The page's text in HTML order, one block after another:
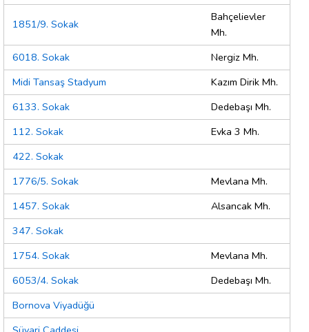
1851/9. Sokak
Bahçelievler
Mh.
6018. Sokak
Nergiz Mh.
Midi Tansaş Stadyum
Kazım Dirik Mh.
6133. Sokak
Dedebaşı Mh.
112. Sokak
Evka 3 Mh.
422. Sokak
1776/5. Sokak
Mevlana Mh.
1457. Sokak
Alsancak Mh.
347. Sokak
1754. Sokak
Mevlana Mh.
6053/4. Sokak
Dedebaşı Mh.
Bornova Viyadüğü